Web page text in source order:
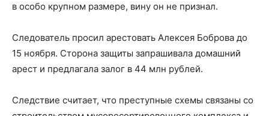
в особо крупном размере, вину он не признал.
Следователь просил арестовать Алексея Боброва до
15 ноября. Сторона защиты запрашивала домашний
арест и предлагала залог в 44 млн рублей.
Следствие считает, что преступные схемы связаны со